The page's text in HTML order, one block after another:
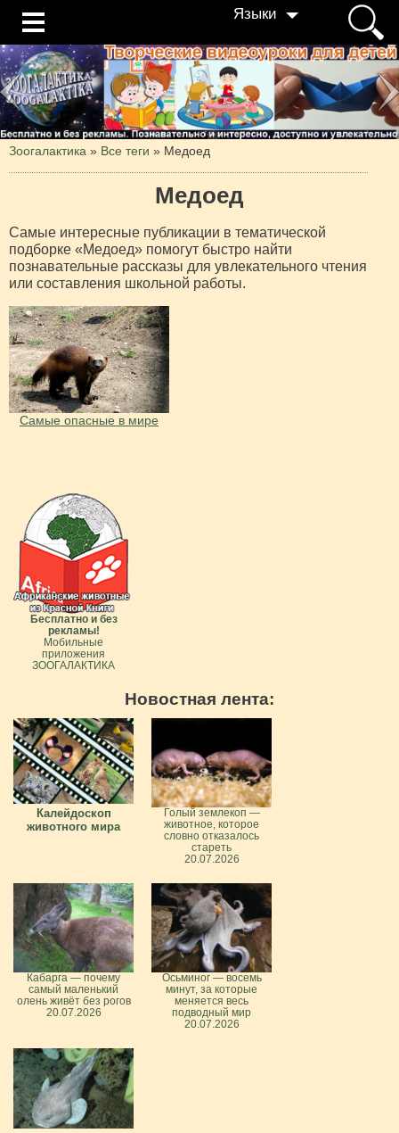
Языки
Зоогалактика » Все теги » Медоед
Медоед
Самые интересные публикации в тематической
подборке «Медоед» помогут быстро найти
познавательные рассказы для увлекательного чтения
или составления школьной работы.
Самые опасные в мире
Бесплатно и без
рекламы!
Мобильные
приложения
ЗООГАЛАКТИКА
Новостная лента:
Калейдоскоп
животного мира
Голый землекоп —
животное, которое
словно отказалось
стареть
20.07.2026
Кабарга — почему
самый маленький
олень живёт без рогов
20.07.2026
Осьминог — восемь
минут, за которые
меняется весь
подводный мир
20.07.2026